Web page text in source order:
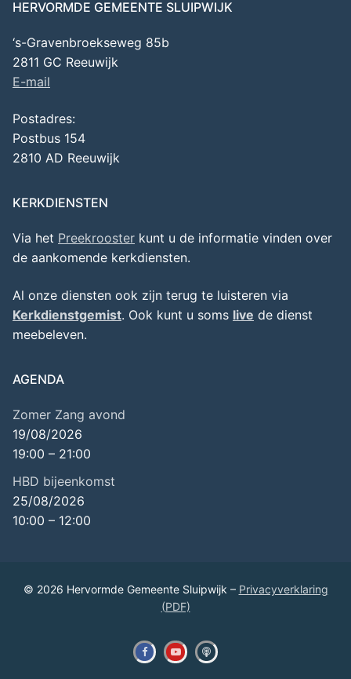
HERVORMDE GEMEENTE SLUIPWIJK
‘s-Gravenbroekseweg 85b
2811 GC Reeuwijk
E-mail
Postadres:
Postbus 154
2810 AD Reeuwijk
KERKDIENSTEN
Via het Preekrooster kunt u de informatie vinden over
de aankomende kerkdiensten.
Al onze diensten ook zijn terug te luisteren via
Kerkdienstgemist. Ook kunt u soms live de dienst
meebeleven.
AGENDA
Zomer Zang avond
19/08/2026
19:00 – 21:00
HBD bijeenkomst
25/08/2026
10:00 – 12:00
© 2026 Hervormde Gemeente Sluipwijk – Privacyverklaring
(PDF)